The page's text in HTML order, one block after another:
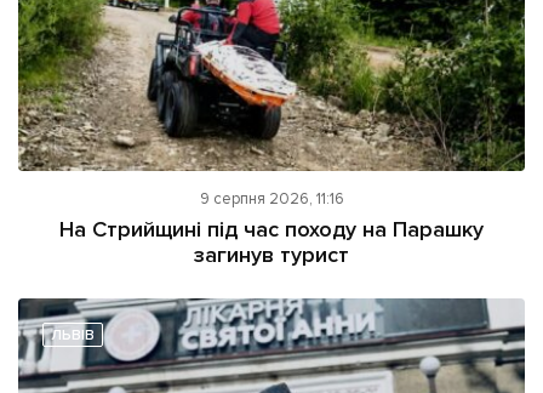
9 серпня 2026, 11:16
На Стрийщині під час походу на Парашку
загинув турист
ЛЬВІВ